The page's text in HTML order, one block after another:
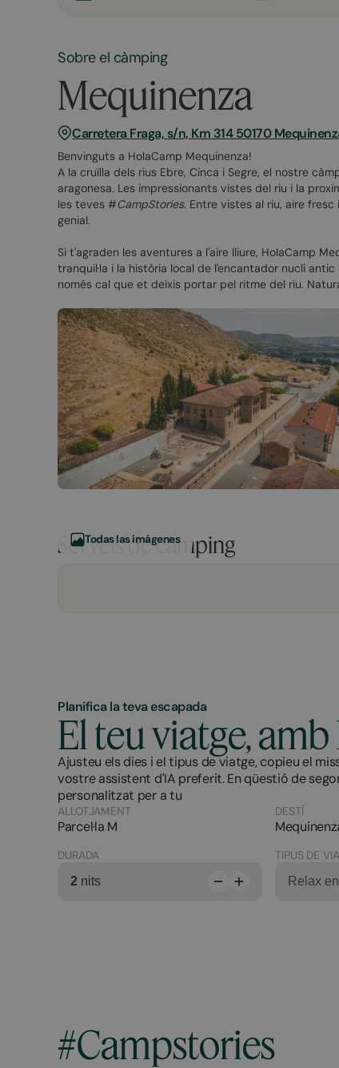
Sobre el càmping
Mequinenza
Carretera Fraga, s/n, Km 314 50170
Benvinguts a HolaCamp Mequinenza!
A la cruïlla dels rius Ebre, Cinca i Segre, el nostre
aragonesa. Les impressionants vistes del riu i la
les teves #CampStories. Entre vistes al riu, aire
genial.
Si t'agraden les aventures a l'aire lliure, HolaCamp
tranquil·la i la història local de l'encantador nucli
només cal que et deixis portar pel ritme del riu.
Todas las imágenes
Serveis de càmping
Planifica la teva escapada
El teu viatge, amb
Ajusteu els dies i el tipus de viatge, copieu el
vostre assistent d'IA preferit. En qüestió de
personalitzat per a tu
ALLOTJAMENT
Parcel·la M
DESTÍ
DURADA
2 nits
TIPUS DE
Relax
#Campstories